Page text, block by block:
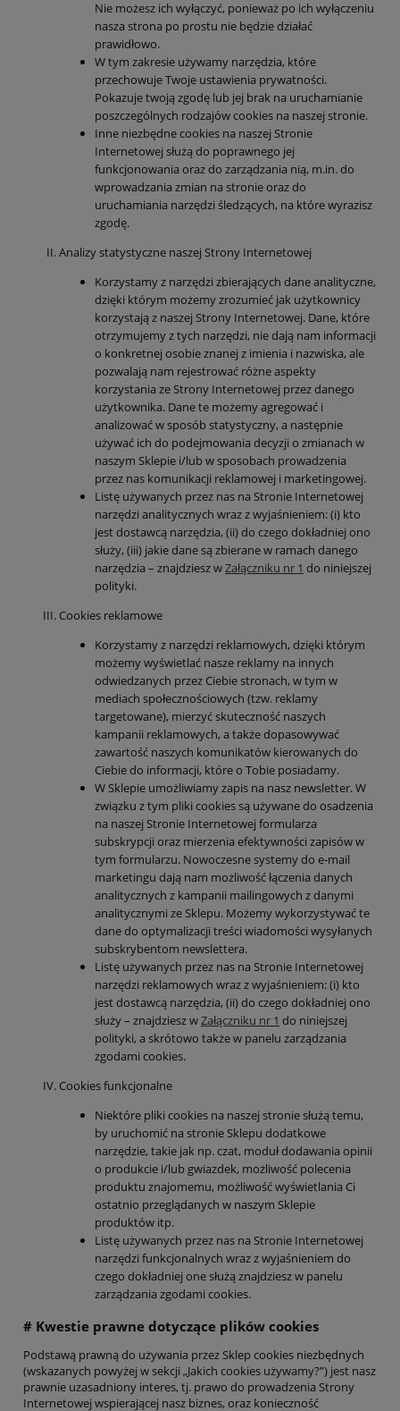
Nie możesz ich wyłączyć, ponieważ po ich wyłączeniu
nasza strona po prostu nie będzie działać
prawidłowo.
W tym zakresie używamy narzędzia, które
przechowuje Twoje ustawienia prywatności.
Pokazuje twoją zgodę lub jej brak na uruchamianie
poszczególnych rodzajów cookies na naszej stronie.
Inne niezbędne cookies na naszej Stronie
Internetowej służą do poprawnego jej
funkcjonowania oraz do zarządzania nią, m.in. do
wprowadzania zmian na stronie oraz do
uruchamiania narzędzi śledzących, na które wyrazisz
zgodę.
Analizy statystyczne naszej Strony Internetowej
Korzystamy z narzędzi zbierających dane analityczne,
dzięki którym możemy zrozumieć jak użytkownicy
korzystają z naszej Strony Internetowej. Dane, które
otrzymujemy z tych narzędzi, nie dają nam informacji
o konkretnej osobie znanej z imienia i nazwiska, ale
pozwalają nam rejestrować różne aspekty
korzystania ze Strony Internetowej przez danego
użytkownika. Dane te możemy agregować i
analizować w sposób statystyczny, a następnie
używać ich do podejmowania decyzji o zmianach w
naszym Sklepie i/lub w sposobach prowadzenia
przez nas komunikacji reklamowej i marketingowej.
Listę używanych przez nas na Stronie Internetowej
narzędzi analitycznych wraz z wyjaśnieniem: (i) kto
jest dostawcą narzędzia, (ii) do czego dokładniej ono
służy, (iii) jakie dane są zbierane w ramach danego
narzędzia – znajdziesz wZałączniku nr 1 do niniejszej
polityki.
Cookies reklamowe
Korzystamy z narzędzi reklamowych, dzięki którym
możemy wyświetlać nasze reklamy na innych
odwiedzanych przez Ciebie stronach, w tym w
mediach społecznościowych (tzw. reklamy
targetowane), mierzyć skuteczność naszych
kampanii reklamowych, a także dopasowywać
zawartość naszych komunikatów kierowanych do
Ciebie do informacji, które o Tobie posiadamy.
W Sklepie umożliwiamy zapis na nasz newsletter. W
związku z tym pliki cookies są używane do osadzenia
na naszej Stronie Internetowej formularza
subskrypcji oraz mierzenia efektywności zapisów w
tym formularzu. Nowoczesne systemy do e-mail
marketingu dają nam możliwość łączenia danych
analitycznych z kampanii mailingowych z danymi
analitycznymi ze Sklepu. Możemy wykorzystywać te
dane do optymalizacji treści wiadomości wysyłanych
subskrybentom newslettera.
Listę używanych przez nas na Stronie Internetowej
narzędzi reklamowych wraz z wyjaśnieniem: (i) kto
jest dostawcą narzędzia, (ii) do czego dokładniej ono
służy – znajdziesz wZałączniku nr 1 do niniejszej
polityki, a skrótowo także w panelu zarządzania
zgodami cookies.
Cookies funkcjonalne
Niektóre pliki cookies na naszej stronie służą temu,
by uruchomić na stronie Sklepu dodatkowe
narzędzie, takie jak np. czat, moduł dodawania opinii
o produkcie i/lub gwiazdek, możliwość polecenia
produktu znajomemu, możliwość wyświetlania Ci
ostatnio przeglądanych w naszym Sklepie
produktów itp.
Listę używanych przez nas na Stronie Internetowej
narzędzi funkcjonalnych wraz z wyjaśnieniem do
czego dokładniej one służą znajdziesz w panelu
zarządzania zgodami cookies.
# Kwestie prawne dotyczące plików cookies
Podstawą prawną do używania przez Sklep cookies niezbędnych
(wskazanych powyżej w sekcji „Jakich cookies używamy?”) jest nasz
prawnie uzasadniony interes, tj. prawo do prowadzenia Strony
Internetowej wspierającej nasz biznes, oraz konieczność